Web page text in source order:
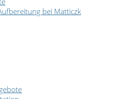
bei Matticzk